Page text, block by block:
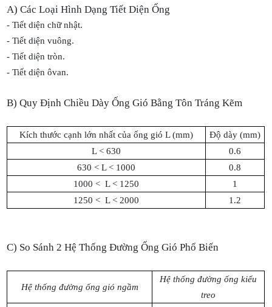
A) Các Loại Hình Dạng Tiết Diện Ống
- Tiết diện chữ nhật.
- Tiết diện vuông.
- Tiết diện tròn.
- Tiết diện ôvan.
B) Quy Định Chiều Dày Ống Gió Bằng Tôn Tráng Kẽm
Kích thước cạnh lớn nhất của ống gió L (mm)
Độ dày (mm)
L < 630
0.6
630 < L < 1000
0.8
1000 < L < 1250
1
1250 < L < 2000
1.2
C) So Sánh 2 Hệ Thống Đường Ống Gió Phổ Biến
Hệ thống đường ống gió ngầm
Hệ thống đường ống kiểu
treo